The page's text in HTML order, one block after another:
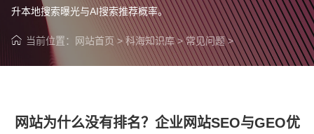
升本地搜索曝光与AI搜索推荐概率。
当前位置： 网站首页 >科海知识库>常见问题>
网站为什么没有排名？企业网站SEO与GEO优